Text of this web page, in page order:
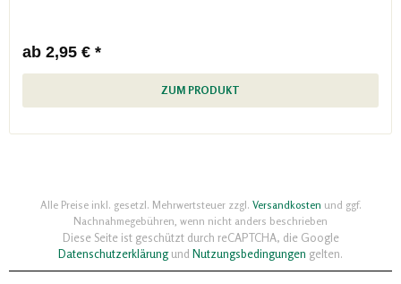
ab 2,95 € *
ZUM PRODUKT
Alle Preise inkl. gesetzl. Mehrwertsteuer zzgl. Versandkosten und ggf.
Nachnahmegebühren, wenn nicht anders beschrieben
Diese Seite ist geschützt durch reCAPTCHA, die Google
Datenschutzerklärungund Nutzungsbedingungen gelten.